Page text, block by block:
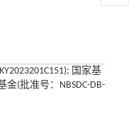
国家基
(批准号：NBSDC-DB-